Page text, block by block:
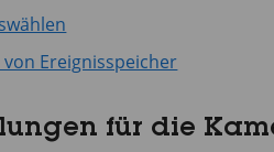
Ereignisspeicher
für die